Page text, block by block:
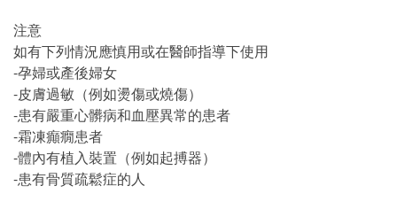
注意
如有下列情況應慎用或在醫師指導下使用
-孕婦或產後婦女
-皮膚過敏（例如燙傷或燒傷）
-患有嚴重心髒病和血壓異常的患者
-霜凍癲癇患者
-體內有植入裝置（例如起搏器）
-患有骨質疏鬆症的人